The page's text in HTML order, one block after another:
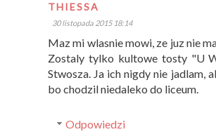
THIESSA
30 listopada 2015 18:14
Maz mi wlasnie mowi, ze juz nie
Zostaly tylko kultowe tosty "U
Stwosza. Ja ich nigdy nie jadlam,
bo chodzil niedaleko do liceum.
Odpowiedzi